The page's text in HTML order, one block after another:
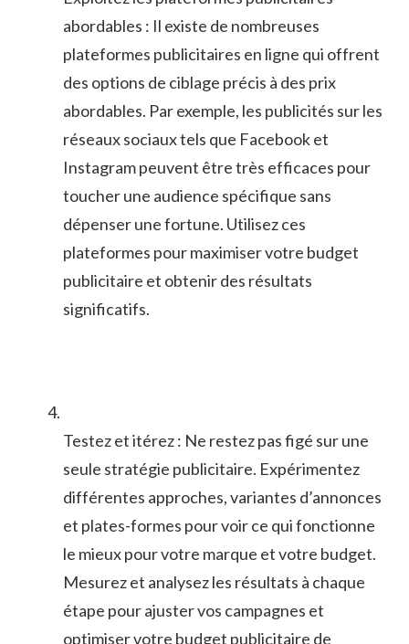
abordables : Il existe de nombreuses
plateformes publicitaires en ligne​ qui ⁣offrent
des options⁤ de ciblage‍ précis à des prix
abordables. Par exemple, les publicités sur les
réseaux sociaux tels que Facebook ‌et
Instagram peuvent ⁢être très ‌efficaces pour
toucher une audience spécifique sans
dépenser​ une ⁢fortune. Utilisez ces
plateformes pour maximiser votre budget
publicitaire et​ obtenir des résultats
significatifs.
Testez et ‌itérez : Ne restez pas figé sur une
‍seule stratégie publicitaire. Expérimentez
différentes approches, variantes d’annonces
et‍ plates-formes‌ pour voir ce qui fonctionne
le‍ mieux⁣ pour votre marque et votre budget.
Mesurez et analysez les résultats à chaque
étape pour ajuster⁣ vos campagnes et
optimiser votre budget publicitaire de